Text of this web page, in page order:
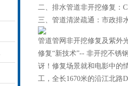
二、排水管道非开挖修复：
三、管道清淤疏通：市政排
管道管网非开挖修复及紫外
修复“新技术”-- 非开挖不锈
讶！修复场景就和电影中的
工，全长1670米的沿江北路